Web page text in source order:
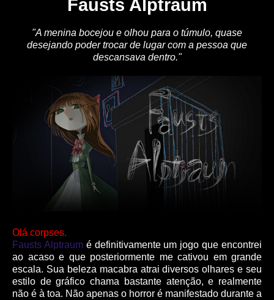
Fausts Alptraum
"A menina bocejou e olhou para o túmulo, quase
desejando poder trocar de lugar com a pessoa que
descansava dentro."
Olá corpses.
Fausts Alptraumé definitivamente um jogo que encontrei
ao acaso e que posteriormente me cativou em grande
escala. Sua beleza macabra atrai diversos olhares e seu
estilo de gráfico chama bastante atenção, e realmente
não é à toa. Não apenas o horror é manifestado durante a